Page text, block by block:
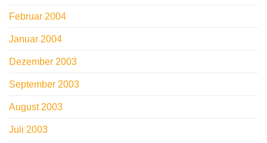
Februar 2004
Januar 2004
Dezember 2003
September 2003
August 2003
Juli 2003